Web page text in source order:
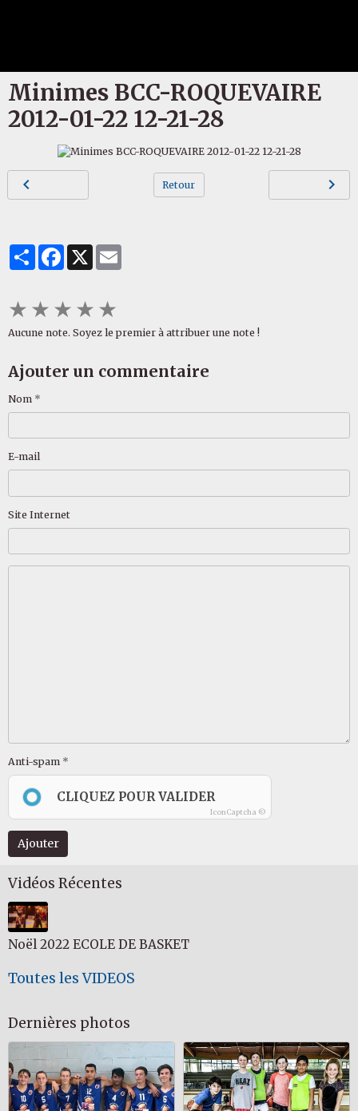
Minimes BCC-ROQUEVAIRE
2012-01-22 12-21-28
Retour
PartagerFacebook
X
★★★★★
Aucune note. Soyez le premier à attribuer une note !
Ajouter un commentaire
Nom
E-mail
Site Internet
Anti-spam
CLIQUEZ POUR VALIDER
IconCaptcha ©
Ajouter
Vidéos Récentes
Noël 2022 ECOLE DE BASKET
Toutes les VIDEOS
Dernières photos